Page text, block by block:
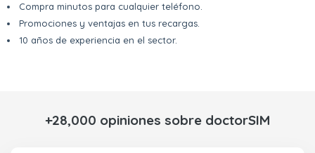
Compra minutos para cualquier teléfono.
Promociones y ventajas en tus recargas.
10 años de experiencia en el sector.
+28,000 opiniones sobre doctorSIM